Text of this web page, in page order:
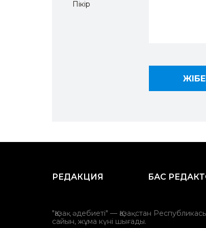
Пікір
РЕДАКЦИЯ БАС
"Қазақ әдебиеті" — Қазақстан
сайын, жұма күні шығады.